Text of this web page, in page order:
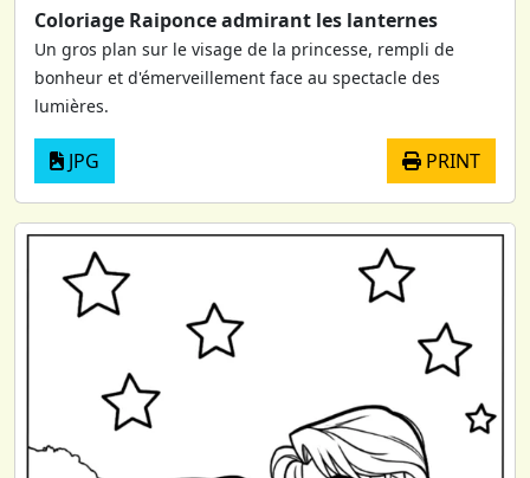
Coloriage Raiponce admirant les lanternes
Un gros plan sur le visage de la princesse, rempli de
bonheur et d'émerveillement face au spectacle des
lumières.
JPG PRINT